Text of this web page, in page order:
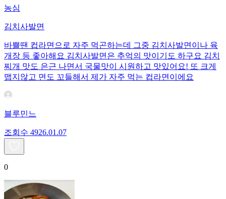
농심
김치사발면
바쁠땐 컵라면으로 자주 먹곤하는데 그중 김치사발면이나 육
개장 등 좋아해요 김치사발면은 추억의 맛이기도 하구요 김치
찌개 맛도 은근 나면서 국물맛이 시원하고 맛있어요! 또 크게
맵지않고 면도 꼬들해서 제가 자주 먹는 컵라면이에요
블루민느
조회수 4926.01.07
0